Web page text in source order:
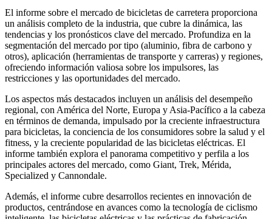
El informe sobre el mercado de bicicletas de carretera proporciona
un análisis completo de la industria, que cubre la dinámica, las
tendencias y los pronósticos clave del mercado. Profundiza en la
segmentación del mercado por tipo (aluminio, fibra de carbono y
otros), aplicación (herramientas de transporte y carreras) y regiones,
ofreciendo información valiosa sobre los impulsores, las
restricciones y las oportunidades del mercado.
Los aspectos más destacados incluyen un análisis del desempeño
regional, con América del Norte, Europa y Asia-Pacífico a la cabeza
en términos de demanda, impulsado por la creciente infraestructura
para bicicletas, la conciencia de los consumidores sobre la salud y el
fitness, y la creciente popularidad de las bicicletas eléctricas. El
informe también explora el panorama competitivo y perfila a los
principales actores del mercado, como Giant, Trek, Mérida,
Specialized y Cannondale.
Además, el informe cubre desarrollos recientes en innovación de
productos, centrándose en avances como la tecnología de ciclismo